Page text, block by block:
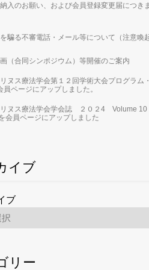
入のお願い、および会員登録変更届につき
騙る不審電話・メール等について（注意喚起
（合同シンポジウム）等開催のご案内
ヌス療法学会第１２回学術大会プログラム
員ページにアップしました。
ヌス療法学会学会誌 ２０２4 Volume 10 ,
会員ページにアップしました
イブ
ブ
リー